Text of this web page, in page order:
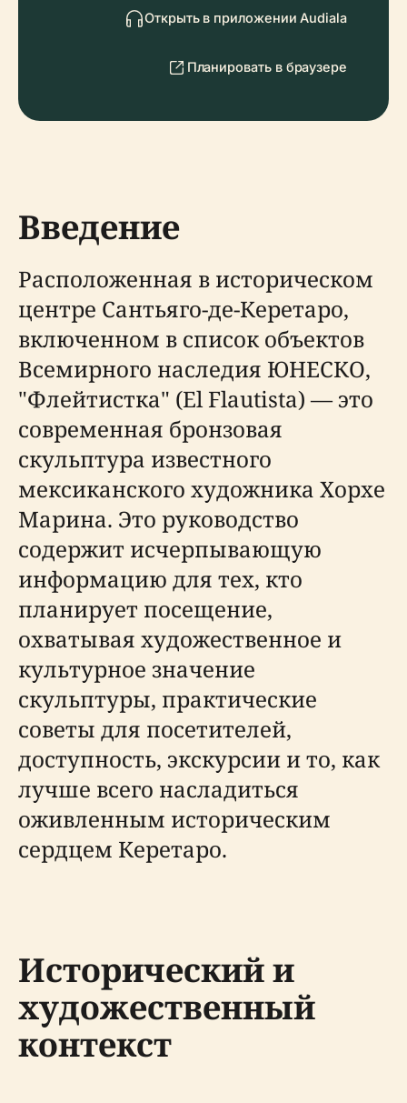
Открыть в приложении Audiala
Планировать в браузере
Введение
Расположенная в историческом
центре Сантьяго-де-Керетаро,
включенном в список объектов
Всемирного наследия ЮНЕСКО,
"Флейтистка" (El Flautista) — это
современная бронзовая
скульптура известного
мексиканского художника Хорхе
Марина. Это руководство
содержит исчерпывающую
информацию для тех, кто
планирует посещение,
охватывая художественное и
культурное значение
скульптуры, практические
советы для посетителей,
доступность, экскурсии и то, как
лучше всего насладиться
оживленным историческим
сердцем Керетаро.
Исторический и
художественный
контекст